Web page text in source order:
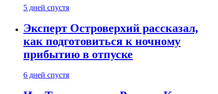
5 дней спустя
Эксперт Островерхий рассказал,
как подготовиться к ночному
прибытию в отпуске
6 дней спустя